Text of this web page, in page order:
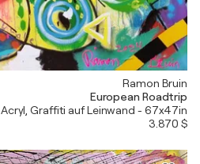
Ramon Bruin
European Roadtrip
Acryl, Graffiti auf Leinwand - 67x47in
3.870 $